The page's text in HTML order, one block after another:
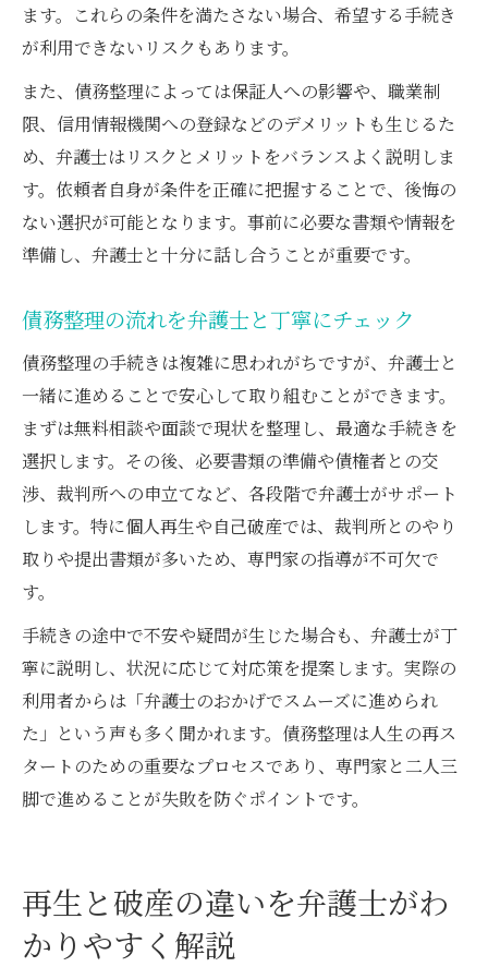
ます。これらの条件を満たさない場合、希望する手続き
が利用できないリスクもあります。
また、債務整理によっては保証人への影響や、職業制
限、信用情報機関への登録などのデメリットも生じるた
め、弁護士はリスクとメリットをバランスよく説明しま
す。依頼者自身が条件を正確に把握することで、後悔の
ない選択が可能となります。事前に必要な書類や情報を
準備し、弁護士と十分に話し合うことが重要です。
債務整理の流れを弁護士と丁寧にチェック
債務整理の手続きは複雑に思われがちですが、弁護士と
一緒に進めることで安心して取り組むことができます。
まずは無料相談や面談で現状を整理し、最適な手続きを
選択します。その後、必要書類の準備や債権者との交
渉、裁判所への申立てなど、各段階で弁護士がサポート
します。特に個人再生や自己破産では、裁判所とのやり
取りや提出書類が多いため、専門家の指導が不可欠で
す。
手続きの途中で不安や疑問が生じた場合も、弁護士が丁
寧に説明し、状況に応じて対応策を提案します。実際の
利用者からは「弁護士のおかげでスムーズに進められ
た」という声も多く聞かれます。債務整理は人生の再ス
タートのための重要なプロセスであり、専門家と二人三
脚で進めることが失敗を防ぐポイントです。
再生と破産の違いを弁護士がわ
かりやすく解説